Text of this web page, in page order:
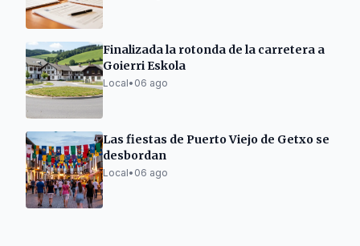
Finalizada la rotonda de la carretera a
Goierri Eskola
Local• 06 ago
Las fiestas de Puerto Viejo de Getxo se
desbordan
Local• 06 ago